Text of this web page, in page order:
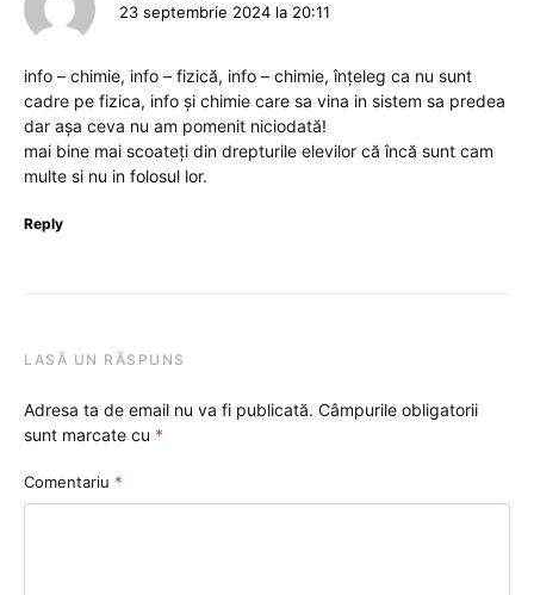
23 septembrie 2024 la 20:11
info – chimie, info – fizică, info – chimie, înțeleg ca nu sunt
cadre pe fizica, info și chimie care sa vina in sistem sa predea
dar așa ceva nu am pomenit niciodată!
mai bine mai scoateți din drepturile elevilor că încă sunt cam
multe si nu in folosul lor.
Reply
LASĂ UN RĂSPUNS
Adresa ta de email nu va fi publicată. Câmpurile obligatorii
sunt marcate cu *
Comentariu *